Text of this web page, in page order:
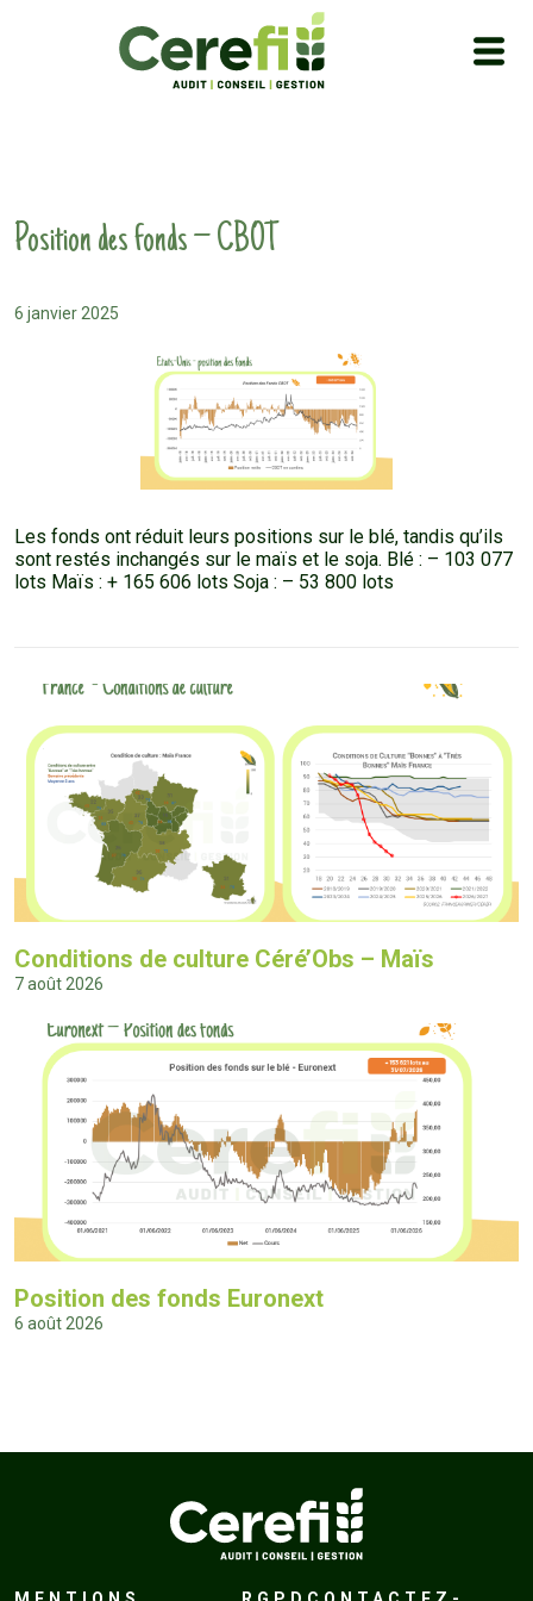
Position des fonds – CBOT
6 janvier 2025
Les fonds ont réduit leurs positions sur le blé, tandis qu’ils
sont restés inchangés sur le maïs et le soja. Blé : – 103 077
lots Maïs : + 165 606 lots Soja : – 53 800 lots
Conditions de culture Céré’Obs – Maïs
7 août 2026
Position des fonds Euronext
6 août 2026